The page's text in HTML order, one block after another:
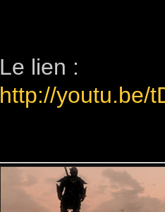
Le lien :
http://youtu.be/